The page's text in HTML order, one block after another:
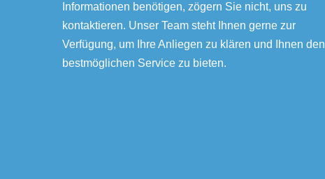
Informationen benötigen, zögern Sie nicht, uns zu
kontaktieren. Unser Team steht Ihnen gerne zur
Verfügung, um Ihre Anliegen zu klären und Ihnen den
bestmöglichen Service zu bieten.